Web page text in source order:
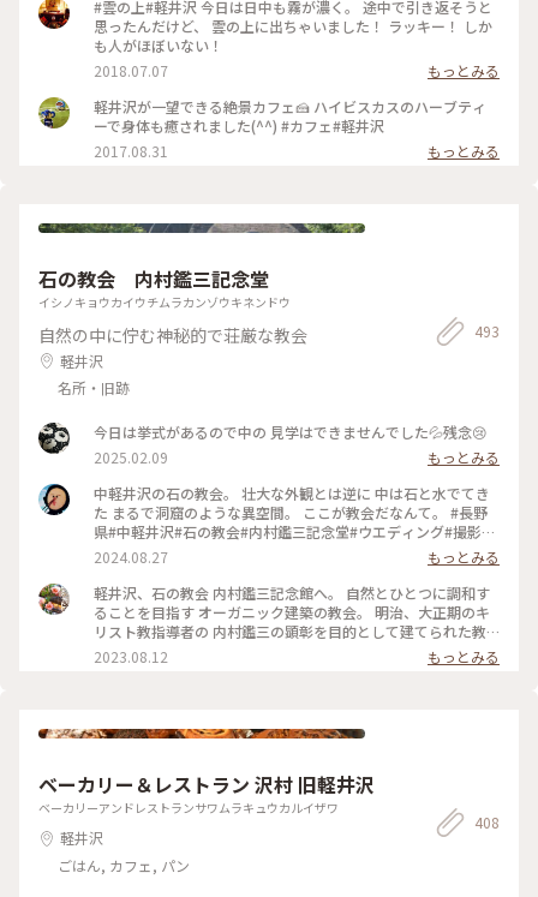
フェです。
#雲の上#軽井沢 今日は日中も霧が濃く。 途中で引き返そうと
思ったんだけど、 雲の上に出ちゃいました！ ラッキー！ しか
も人がほぼいない！
2018.07.07
もっとみる
軽井沢が一望できる絶景カフェ🍰 ハイビスカスのハーブティ
ーで身体も癒されました(^^) #カフェ#軽井沢
2017.08.31
もっとみる
石の教会 内村鑑三記念堂
イシノキョウカイウチムラカンゾウキネンドウ
自然の中に佇む神秘的で荘厳な教会
軽井沢
名所・旧跡
493
今日は挙式があるので中の 見学はできませんでした💦残念😢
2025.02.09
もっとみる
中軽井沢の石の教会。 壮大な外観とは逆に 中は石と水でてき
た まるで洞窟のような異空間。 ここが教会だなんて。 #長野
県#中軽井沢#石の教会#内村鑑三記念堂#ウエディング#撮影禁
止
2024.08.27
もっとみる
軽井沢、石の教会 内村鑑三記念館へ。 自然とひとつに調和す
ることを目指す オーガニック建築の教会。 明治、大正期のキ
リスト教指導者の 内村鑑三の顕彰を目的として建てられた教
会です。 地上は礼拝堂で、写真は地下の 内村鑑三記念堂の外
です。 （この日は夕方から結婚式だったため 礼拝堂は撮影で
によるもので、 石は男性で、ガラスは女性を 象徴しているそ
っぷ旅 #美しい町 #オーガニック建築
2023.08.12 もっとみる
ベーカリー＆レストラン 沢村 旧軽井沢
ベーカリーアンドレストランサワムラキュウカルイザワ
軽井沢
ごはん, カフェ, パン
408